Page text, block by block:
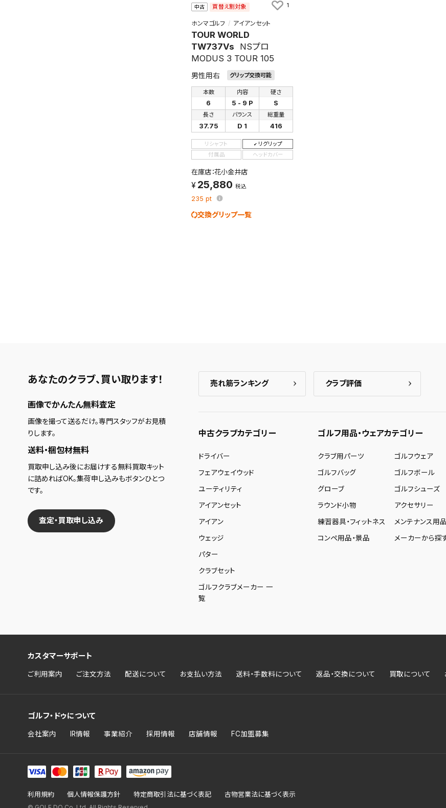
中古 買替え割対象
ホンマゴルフ アイアンセット
TOUR WORLD
TW737Vs
NSプロ
MODUS 3 TOUR 105
男性用右 グリップ交換可能
本数
6
内容
5 - 9 P
硬さ
S
長さ
37.75
バランス
D 1
総重量
416
リシャフト
リグリップ
付属品
ヘッドカバー
在庫店：花小金井店
25,880 税込
235 pt
交換グリップ一覧
1
あなたのクラブ、 買い取ります！
画像でかんたん無料査定
画像を撮って送るだけ。専門スタッフがお見積
りします。
送料・梱包材無料
買取申し込み後にお届けする無料買取キット
に詰めればOK。集荷申し込みもボタンひとつ
です。
査定・買取申し込み
売れ筋ランキング クラブ評価
中古クラブカテゴリー
ドライバー
フェアウェイウッド
ユーティリティ
アイアンセット
アイアン
ウェッジ
パター
クラブセット
ゴルフクラブメーカー 一
覧
ゴルフ用品・ウェアカテゴリー
クラブ用パーツ
ゴルフウェア
ゴルフバッグ
ゴルフボール
グローブ
ゴルフシューズ
ラウンド小物
アクセサリー
練習器具・フィットネス
メンテナンス用品
コンペ用品・景品
メーカーから探
カスタマーサポート
ご利用案内 ご注文方法 配送について お支払い方法 送料・手数料について 返品・交換について 買取について
ゴルフ・ドゥについて
会社案内 IR情報 事業紹介 採用情報 店舗情報 FC加盟募集
利用規約 個人情報保護方針 特定商取引法に基づく表記
古物営業法に基づく表示